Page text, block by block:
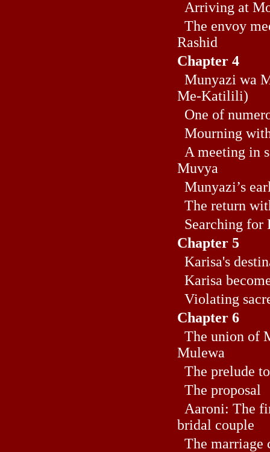
Arriving at
The envoy
Rashid
Chapter 4
Munyazi wa
Me-Katilili)
One of
Mourning
A meeting in
Muvya
Munyazi’s
The return
Searching for
Chapter 5
Karisa's
Karisa
Violating
Chapter 6
The union of
Mulewa
The prelude
The proposal
Aaroni: The
bridal couple
The marriage